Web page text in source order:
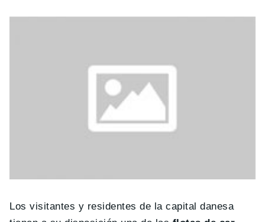
Los visitantes y residentes de la capital danesa